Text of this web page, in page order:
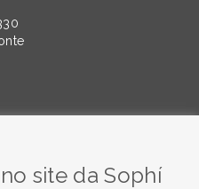
site da Sophí